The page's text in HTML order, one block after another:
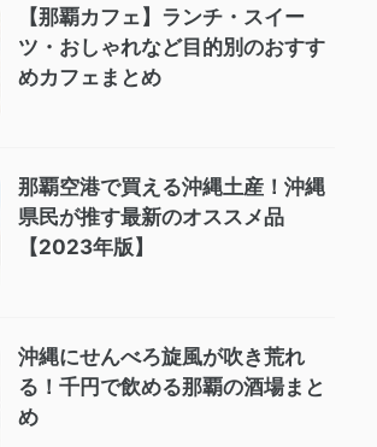
【那覇カフェ】ランチ・スイー
ツ・おしゃれなど目的別のおすす
めカフェまとめ
那覇空港で買える沖縄土産！沖縄
県民が推す最新のオススメ品
【2023年版】
沖縄にせんべろ旋風が吹き荒れ
る！千円で飲める那覇の酒場まと
め